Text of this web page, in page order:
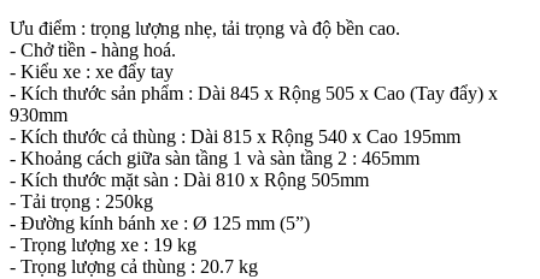
Ưu điểm : trọng lượng nhẹ, tải trọng và độ bền cao.
- Chở tiền - hàng hoá.
- Kiểu xe : xe đẩy tay
- Kích thước sản phẩm : Dài 845 x Rộng 505 x Cao (Tay đẩy) x
930mm
- Kích thước cả thùng : Dài 815 x Rộng 540 x Cao 195mm
- Khoảng cách giữa sàn tầng 1 và sàn tầng 2 : 465mm
- Kích thước mặt sàn : Dài 810 x Rộng 505mm
- Tải trọng : 250kg
- Đường kính bánh xe : Ø 125 mm (5”)
- Trọng lượng xe : 19 kg
- Trọng lượng cả thùng : 20.7 kg